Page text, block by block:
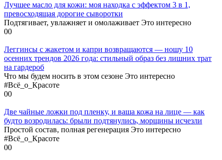
Лучшее масло для кожи: моя находка с эффектом 3 в 1,
превосходящая дорогие сыворотки
Подтягивает, увлажняет и омолаживает Это интересно
00
Леггинсы с жакетом и капри возвращаются — ношу 10
осенних трендов 2026 года: стильный образ без лишних трат
на гардероб
Что мы будем носить в этом сезоне Это интересно
#Всё_о_Красоте
00
Две чайные ложки под пленку, и ваша кожа на лице — как
будто возродилась: брыли подтянулись, морщины исчезли
Простой состав, полная регенерация Это интересно
#Всё_о_Красоте
00